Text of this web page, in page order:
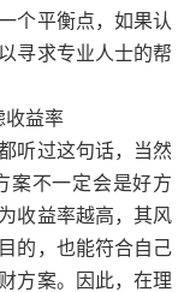
个平衡点，如果认
寻求专业人士的帮
收益率
听过这句话，当然
案不一定会是好方
收益率越高，其风
的，也能符合自己
方案。因此，在理